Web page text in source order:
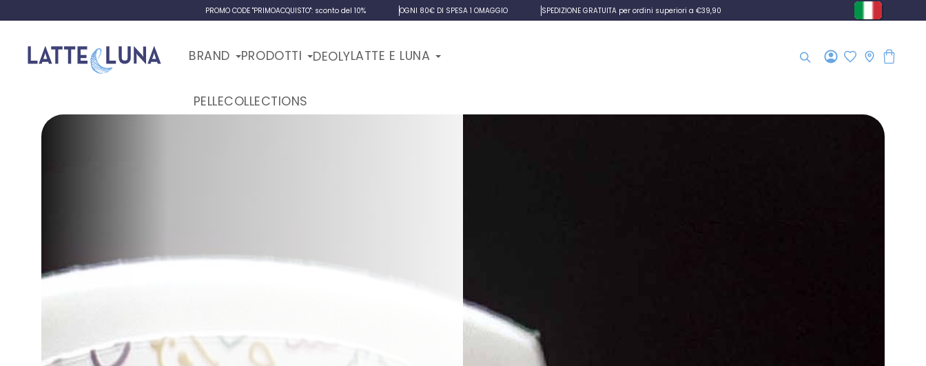
PROMO CODE "PRIMOACQUISTO": sconto del 10% OGNI 80€ DI SPESA 1 OMAGGIO SPEDIZIONE GRATUITA per ordini superiori a €39,90
BRAND PRODOTTI DEOLYLATTE E LUNA
PELLECOLLECTIONS